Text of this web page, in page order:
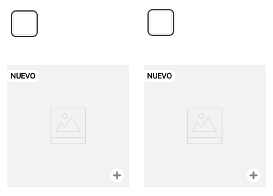
NUEVO NUEVO